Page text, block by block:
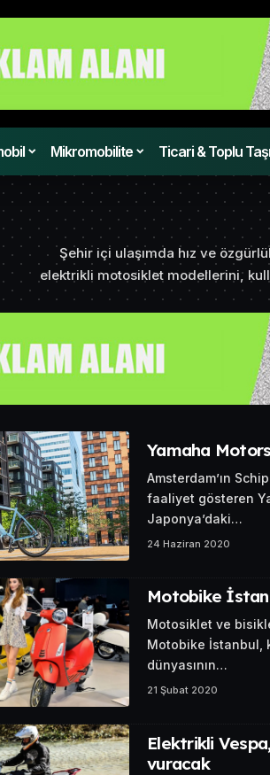
Mikromobilite Ticari & Toplu
Şehir içi ulaşımda hız ve
elektrikli motosiklet modellerini,
Yamaha
Amsterdam’ın
faaliyet gösteren
Japonya’daki…
24 Haziran 2020
Motobike
Motosiklet ve
Motobike İstanbul,
dünyasının…
21 Şubat 2020
Elektrikli
vuracak